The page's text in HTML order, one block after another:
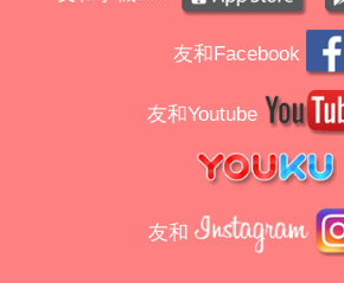
友和Facebook
友和Youtube
友和